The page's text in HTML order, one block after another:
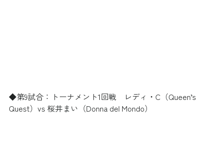
◆第9試合：トーナメント1回戦　レディ・C（Queen’s
Quest）vs 桜井まい（Donna del Mondo）